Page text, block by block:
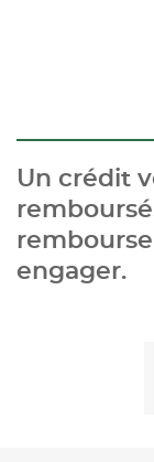
Un crédit
engager.